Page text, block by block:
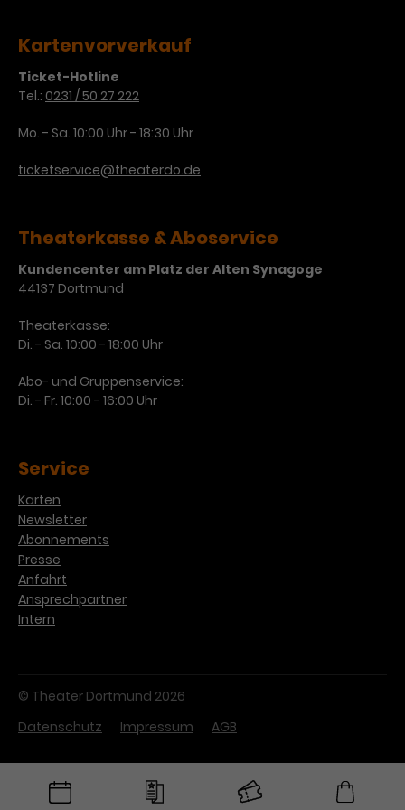
Kartenvorverkauf
Ticket-Hotline
Tel.: 0231 / 50 27 222
Mo. - Sa. 10:00 Uhr - 18:30 Uhr
ticketservice@theaterdo.de
Theaterkasse & Aboservice
Kundencenter am Platz der Alten Synagoge
44137 Dortmund
Theaterkasse:
Di. - Sa. 10:00 - 18:00 Uhr
Abo- und Gruppenservice:
Di. - Fr. 10:00 - 16:00 Uhr
Service
Karten
Newsletter
Abonnements
Presse
Anfahrt
Ansprechpartner
Intern
© Theater Dortmund 2026
Datenschutz
Impressum AGB